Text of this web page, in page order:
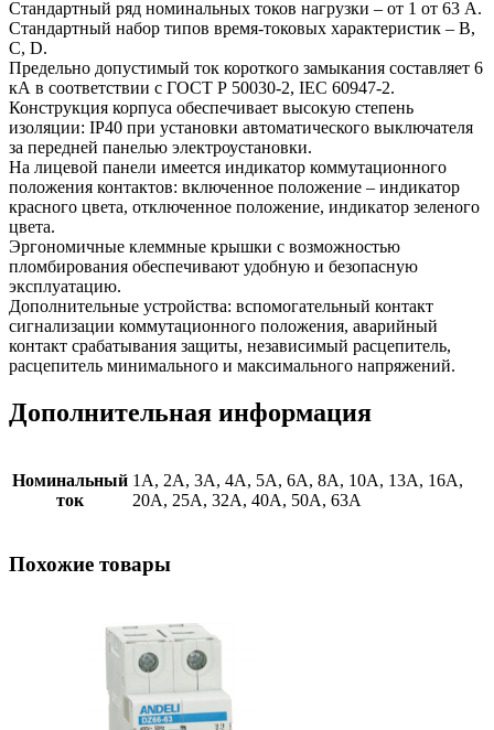
Стандартный ряд номинальных токов нагрузки – от 1 от 63 А.
Стандартный набор типов время-токовых характеристик – В,
С, D.
Предельно допустимый ток короткого замыкания составляет 6
кА в соответствии с ГОСТ Р 50030-2, IEC 60947-2.
Конструкция корпуса обеспечивает высокую степень
изоляции: IP40 при установки автоматического выключателя
за передней панелью электроустановки.
На лицевой панели имеется индикатор коммутационного
положения контактов: включенное положение – индикатор
красного цвета, отключенное положение, индикатор зеленого
цвета.
Эргономичные клеммные крышки с возможностью
пломбирования обеспечивают удобную и безопасную
эксплуатацию.
Дополнительные устройства: вспомогательный контакт
сигнализации коммутационного положения, аварийный
контакт срабатывания защиты, независимый расцепитель,
расцепитель минимального и максимального напряжений.
Дополнительная информация
Номинальный
ток
1А, 2А, 3А, 4А, 5А, 6А, 8А, 10А, 13A, 16А,
20А, 25А, 32А, 40А, 50А, 63А
Похожие товары